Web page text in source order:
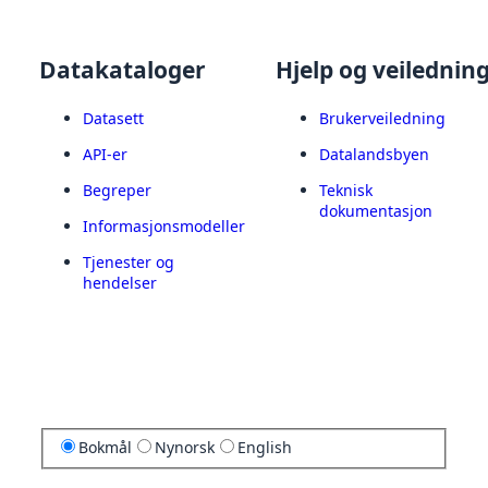
Datakataloger
Datasett
API-er
Begreper
Informasjonsmodeller
Tjenester og
hendelser
Hjelp og
Brukerveiledning
Datalandsbyen
Teknisk
dokumentasjon
Bokmål Nynorsk English